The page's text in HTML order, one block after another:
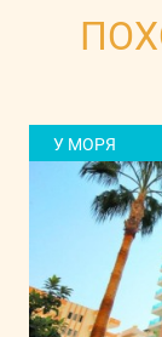
У МОРЯ